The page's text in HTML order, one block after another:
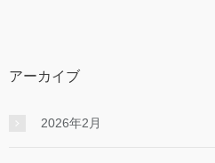
アーカイブ
2026年2月